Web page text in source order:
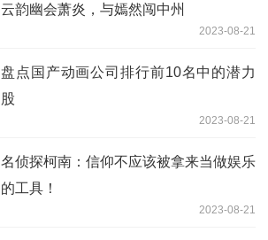
云韵幽会萧炎，与嫣然闯中州
2023-08-21
盘点国产动画公司排行前10名中的潜力
股
2023-08-21
名侦探柯南：信仰不应该被拿来当做娱乐
的工具！
2023-08-21